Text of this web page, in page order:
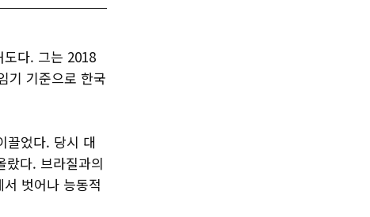
다. 그는 2018
기 기준으로 한국
끌었다. 당시 대
랐다. 브라질과의
벗어나 능동적